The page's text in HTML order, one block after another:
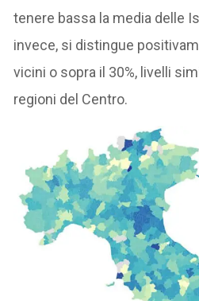
tenere bassa la media delle
invece, si distingue
vicini o sopra il 30%, livelli
regioni del Centro.